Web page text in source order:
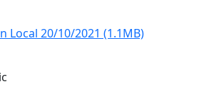
Local 20/10/2021 (1.1MB)